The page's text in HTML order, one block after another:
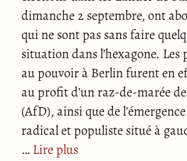
dimanche 2 septembre, ont
qui ne sont pas sans faire
situation dans l’hexagone.
au pouvoir à Berlin furent en
au profit d’un raz-de-marée
(AfD), ainsi que de
radical et populiste situé à
… Lire plus